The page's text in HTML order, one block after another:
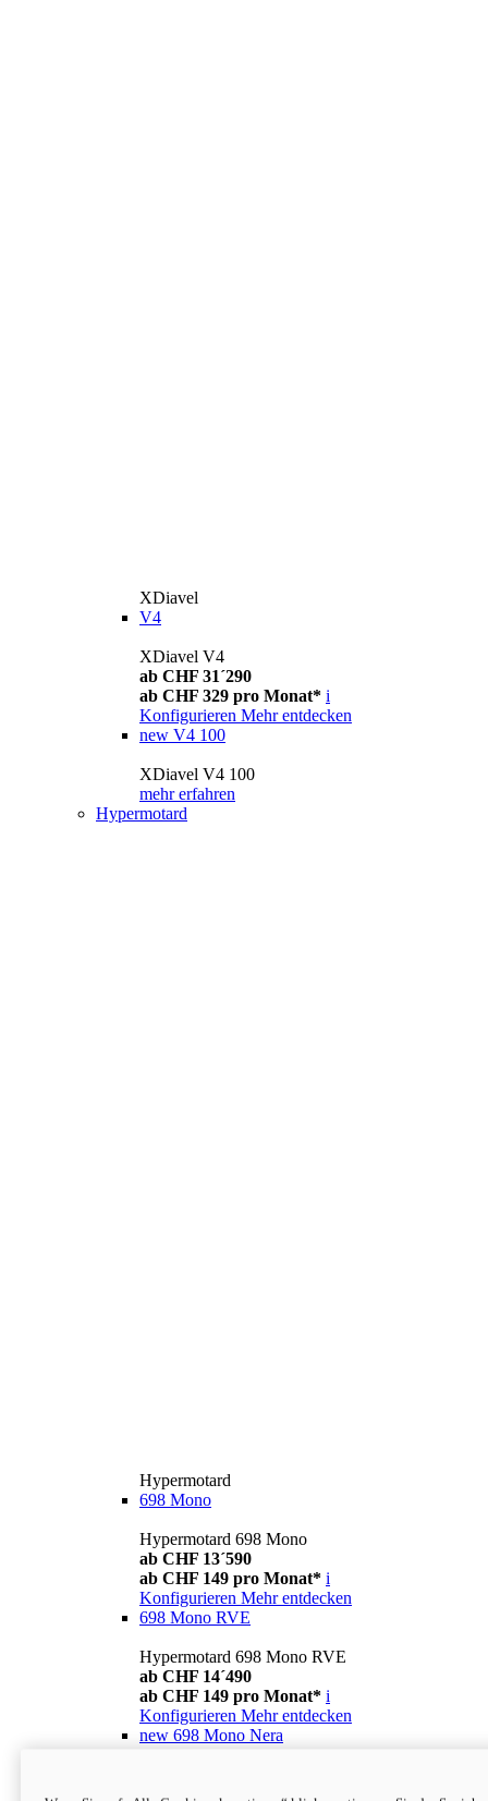
XDiavel
V4
XDiavel V4
ab CHF 31´290
ab CHF 329 pro Monat* i
Konfigurieren Mehr entdecken
new V4 100
XDiavel V4 100
mehr erfahren
Hypermotard
Hypermotard
698 Mono
Hypermotard 698 Mono
ab CHF 13´590
ab CHF 149 pro Monat* i
Konfigurieren Mehr entdecken
698 Mono RVE
Hypermotard 698 Mono RVE
ab CHF 14´490
ab CHF 149 pro Monat* i
Konfigurieren Mehr entdecken
new 698 Mono Nera
ab CHF 13´990